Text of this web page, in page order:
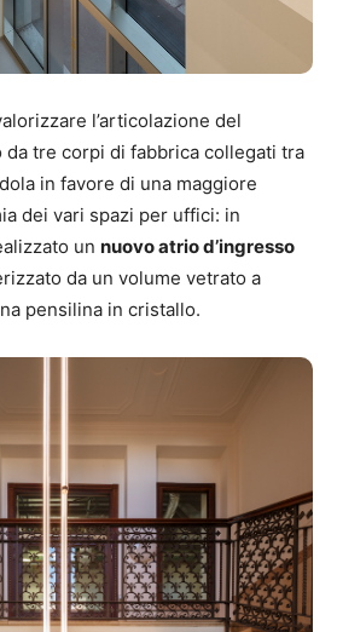
l’articolazione del
tre corpi di fabbrica collegati tra
in favore di una maggiore
dei vari spazi per uffici: in
un nuovo atrio d’ingresso
da un volume vetrato a
pensilina in cristallo.